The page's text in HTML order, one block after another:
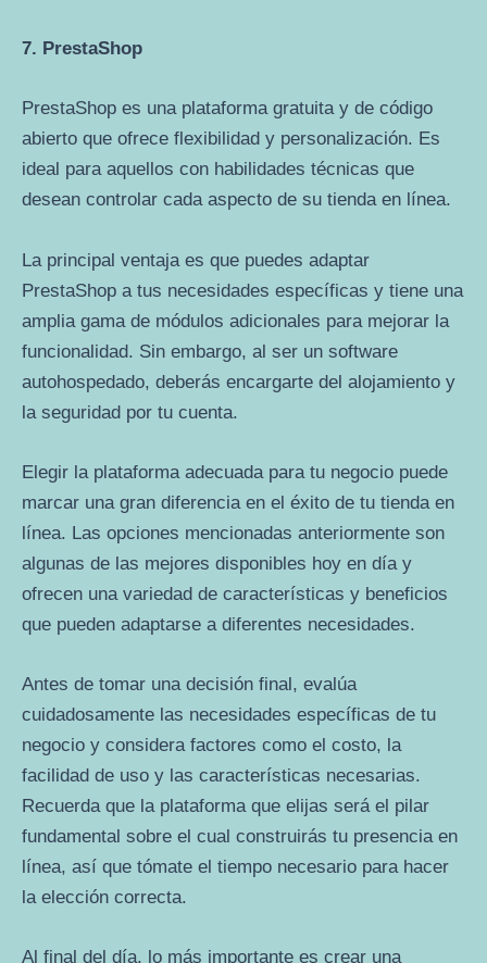
7. PrestaShop
PrestaShop es una plataforma gratuita y de código
abierto que ofrece flexibilidad y personalización. Es
ideal para aquellos con habilidades técnicas que
desean controlar cada aspecto de su tienda en línea.
La principal ventaja es que puedes adaptar
PrestaShop a tus necesidades específicas y tiene una
amplia gama de módulos adicionales para mejorar la
funcionalidad. Sin embargo, al ser un software
autohospedado, deberás encargarte del alojamiento y
la seguridad por tu cuenta.
Elegir la plataforma adecuada para tu negocio puede
marcar una gran diferencia en el éxito de tu tienda en
línea. Las opciones mencionadas anteriormente son
algunas de las mejores disponibles hoy en día y
ofrecen una variedad de características y beneficios
que pueden adaptarse a diferentes necesidades.
Antes de tomar una decisión final, evalúa
cuidadosamente las necesidades específicas de tu
negocio y considera factores como el costo, la
facilidad de uso y las características necesarias.
Recuerda que la plataforma que elijas será el pilar
fundamental sobre el cual construirás tu presencia en
línea, así que tómate el tiempo necesario para hacer
la elección correcta.
Al final del día, lo más importante es crear una